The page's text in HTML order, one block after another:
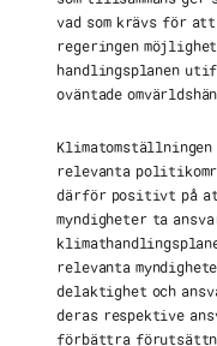
vad som krävs för
regeringen
handlingsplanen
oväntade
Klimatomställningen
relevanta
därför positivt på
myndigheter ta
relevanta
delaktighet och
deras respektive
förbättra